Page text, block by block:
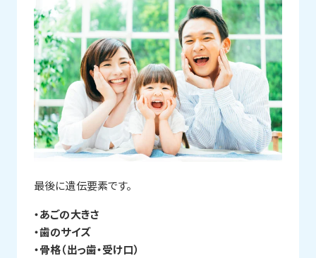
最後に遺伝要素です。
・あごの大きさ
・歯のサイズ
・骨格（出っ歯・受け口）